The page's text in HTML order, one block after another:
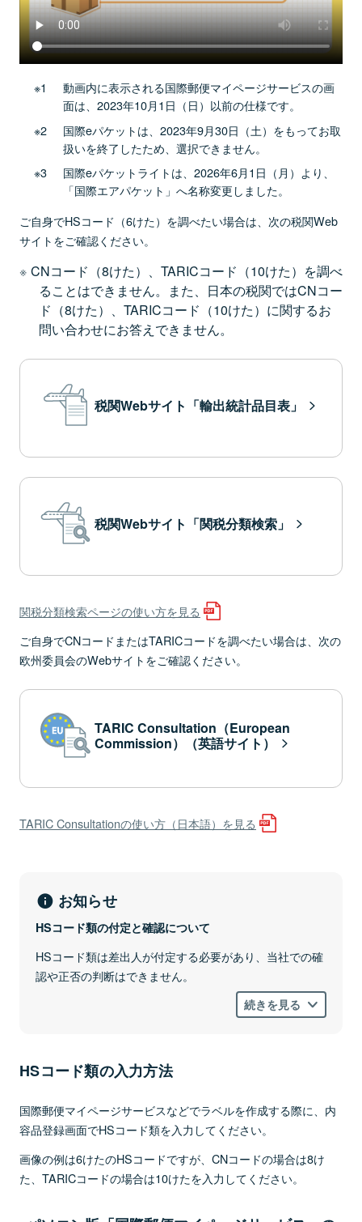
動画内に表示される国際郵便マイページサービスの画
面は、2023年10月1日（日）以前の仕様です。
国際eパケットは、2023年9月30日（土）をもってお取
扱いを終了したため、選択できません。
国際eパケットライトは、2026年6月1日（月）より、
「国際エアパケット」へ名称変更しました。
ご自身でHSコード（6けた）を調べたい場合は、次の税関Web
サイトをご確認ください。
CNコード（8けた）、TARICコード（10けた）を調べ
ることはできません。また、日本の税関ではCNコー
ド（8けた）、TARICコード（10けた）に関するお
問い合わせにお答えできません。
税関Webサイト「輸出統計品目表」
税関Webサイト「関税分類検索」
関税分類検索ページの使い方を見る
ご自身でCNコードまたはTARICコードを調べたい場合は、次の
欧州委員会のWebサイトをご確認ください。
TARIC Consultation（European
Commission）（英語サイト）
TARIC Consultationの使い方（日本語）を見る
お知らせ
HSコード類の付定と確認について
HSコード類は差出人が付定する必要があり、当社での確
認や正否の判断はできません。
続きを見る
HSコード類の入力方法
国際郵便マイページサービスなどでラベルを作成する際に、内
容品登録画面でHSコード類を入力してください。
画像の例は6けたのHSコードですが、CNコードの場合は8け
た、TARICコードの場合は10けたを入力してください。